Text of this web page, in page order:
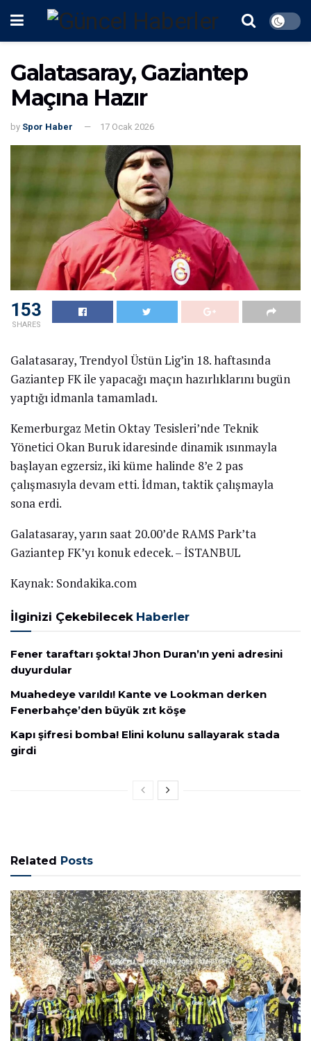
Galatasaray, Gaziantep
Maçına Hazır
by Spor Haber 17 Ocak 2026
153
SHARES
Galatasaray, Trendyol Üstün Lig’in 18. haftasında
Gaziantep FK ile yapacağı maçın hazırlıklarını bugün
yaptığı idmanla tamamladı.
Kemerburgaz Metin Oktay Tesisleri’nde Teknik
Yönetici Okan Buruk idaresinde dinamik ısınmayla
başlayan egzersiz, iki küme halinde 8’e 2 pas
çalışmasıyla devam etti. İdman, taktik çalışmayla
sona erdi.
Galatasaray, yarın saat 20.00’de RAMS Park’ta
Gaziantep FK’yı konuk edecek. – İSTANBUL
Kaynak: Sondakika.com
İlginizi Çekebilecek Haberler
Fener taraftarı şokta! Jhon Duran’ın yeni adresini
duyurdular
Muahedeye varıldı! Kante ve Lookman derken
Fenerbahçe’den büyük zıt köşe
Kapı şifresi bomba! Elini kolunu sallayarak stada
girdi
Related Posts